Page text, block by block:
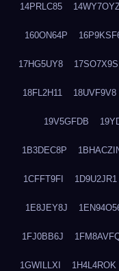
14PRLC85
160ON64P
17HG5UY8 17SO7X9S
18FL2H11 18UVF9V8
19V5GFDB
1B3DEC8P
1CFFT9FI 1D9U2JR1
1E8JEY8J
1FJ0BB6J
1GWILLXI 1H4L4ROK